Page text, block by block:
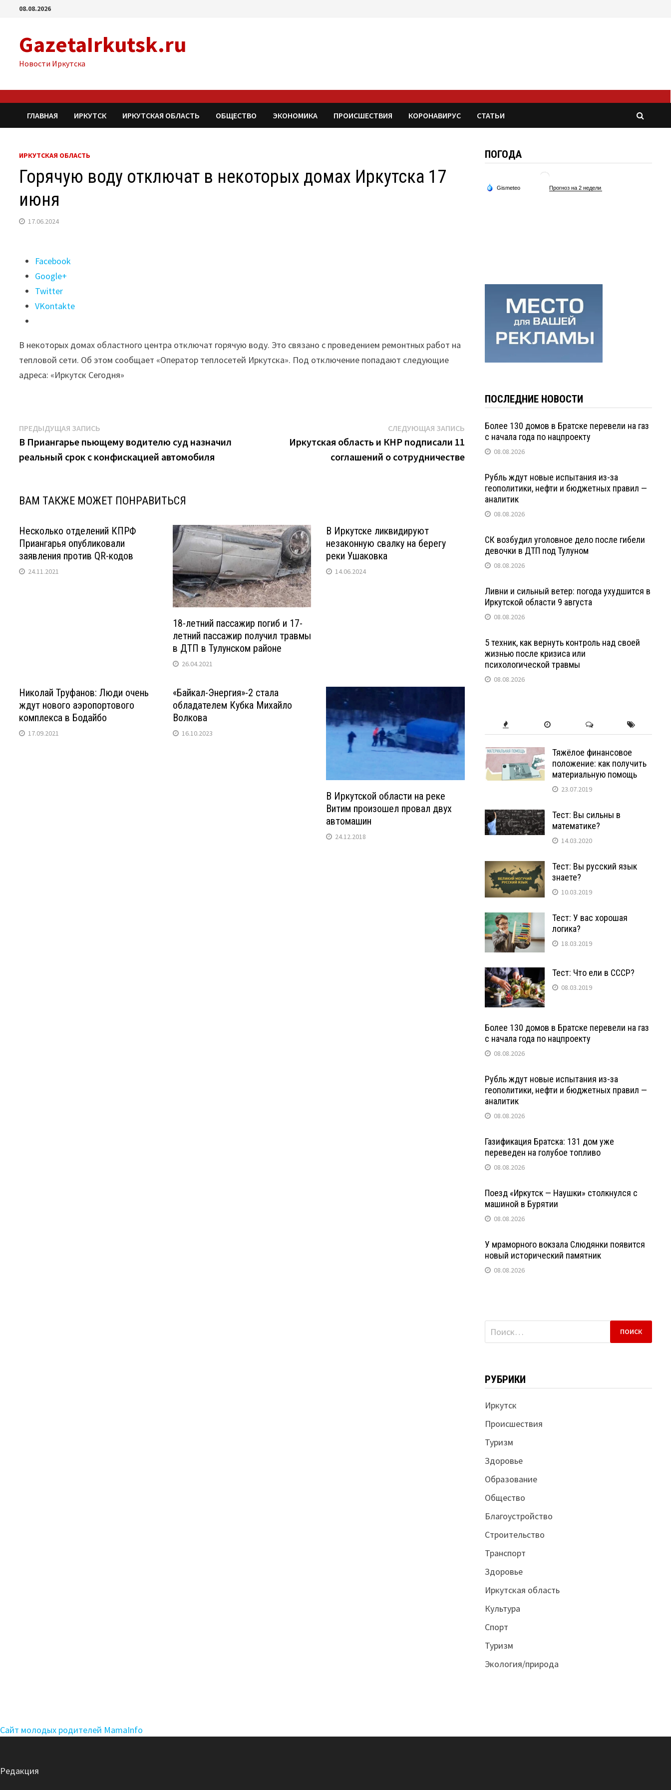
Перейти08.08.2026
GazetaIrkutsk.ru
Новости Иркутска
ГЛАВНАЯ ИРКУТСК ИРКУТСКАЯ ОБЛАСТЬ ОБЩЕСТВО ЭКОНОМИКА ПРОИСШЕСТВИЯ КОРОНАВИРУС СТАТЬИ
ИРКУТСКАЯ ОБЛАСТЬ
Горячую воду отключат в некоторых домах Иркутска 17
июня
17.06.2024
Поделиться
"Горячую
воду
отключат
домах
Иркутска
17
Facebook
Google+
Twitter
VKontakte
В некоторых домах областного центра отключат горячую воду. Это связано с проведением ремонтных работ на
тепловой сети. Об этом сообщает «Оператор теплосетей Иркутска». Под отключение попадают следующие
адреса: «Иркутск Сегодня»
Навигация
по
записям
ПРЕДЫДУЩАЯ ЗАПИСЬ
запись:
В Приангарье пьющему водителю суд назначил
реальный срок с конфискацией автомобиля
СЛЕДУЮЩАЯ ЗАПИСЬСледующая
запись:
Иркутская область и КНР подписали 11
соглашений о сотрудничестве
ВАМ ТАКЖЕ МОЖЕТ ПОНРАВИТЬСЯ
Несколько отделений КПРФ
Приангарья опубликовали
заявления против QR-кодов
24.11.2021
18-летний пассажир погиб и 17-
летний пассажир получил травмы
в ДТП в Тулунском районе
26.04.2021
В Иркутске ликвидируют
незаконную свалку на берегу
реки Ушаковка
14.06.2024
Николай Труфанов: Люди очень
ждут нового аэропортового
комплекса в Бодайбо
17.09.2021
«Байкал-Энергия»-2 стала
обладателем Кубка Михайло
Волкова
16.10.2023
В Иркутской области на реке
Витим произошел провал двух
автомашин
24.12.2018
ПОГОДА
ПОСЛЕДНИЕ НОВОСТИ
Более 130 домов в Братске перевели на газ
с начала года по нацпроекту
08.08.2026
Рубль ждут новые испытания из-за
геополитики, нефти и бюджетных правил —
аналитик
08.08.2026
СК возбудил уголовное дело после гибели
девочки в ДТП под Тулуном
08.08.2026
Ливни и сильный ветер: погода ухудшится в
Иркутской области 9 августа
08.08.2026
5 техник, как вернуть контроль над своей
жизнью после кризиса или
психологической травмы
08.08.2026
Тяжёлое финансовое
положение: как получить
материальную помощь
23.07.2019
Тест: Вы сильны в
математике?
14.03.2020
Тест: Вы русский язык
знаете?
10.03.2019
Тест: У вас хорошая
логика?
18.03.2019
Тест: Что ели в СССР?
08.03.2019
Более 130 домов в Братске перевели на газ
с начала года по нацпроекту
08.08.2026
Рубль ждут новые испытания из-за
геополитики, нефти и бюджетных правил —
аналитик
08.08.2026
Газификация Братска: 131 дом уже
переведен на голубое топливо
08.08.2026
Поезд «Иркутск — Наушки» столкнулся с
машиной в Бурятии
08.08.2026
У мраморного вокзала Слюдянки появится
новый исторический памятник
08.08.2026
Найти:
РУБРИКИ
Иркутск
Происшествия
Туризм
Здоровье
Образование
Общество
Благоустройство
Строительство
Транспорт
Здоровье
Иркутская область
Культура
Спорт
Туризм
Экология/природа
Сайт молодых родителей MamaInfo
Редакция